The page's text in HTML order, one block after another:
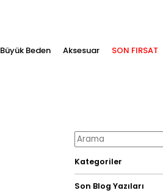
Büyük Beden Aksesuar SON FIRSAT
Kategoriler
Son Blog Yazıları